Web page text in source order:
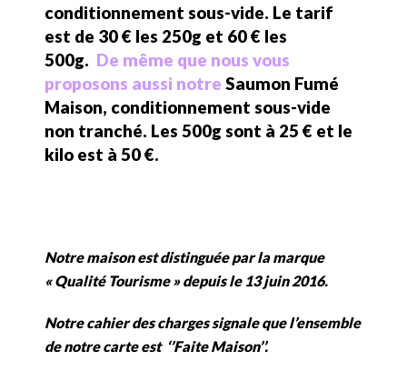
conditionnement sous-vide. Le tarif
est de 30 € les 250g et 60 € les
500g. De même que nous vous
proposons aussi notreSaumon Fumé
Maison, conditionnement sous-vide
non tranché. Les 500g sont à 25 € et le
kilo est à 50 €.
Notre maison est distinguée par la marque
« Qualité Tourisme » depuis le 13 juin 2016.
Notre cahier des charges signale que l’ensemble
de notre carte est ‘’Faite Maison’’.